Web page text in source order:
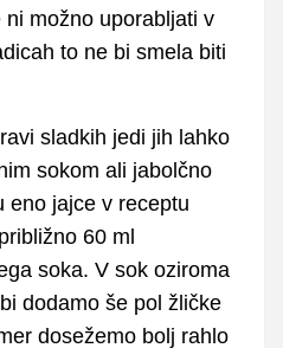
možno uporabljati v
to ne bi smela biti
sladkih jedi jih lahko
sokom ali jabolčno
eno jajce v receptu
60 ml
soka. V sok oziroma
dodamo še pol žličke
dosežemo bolj rahlo